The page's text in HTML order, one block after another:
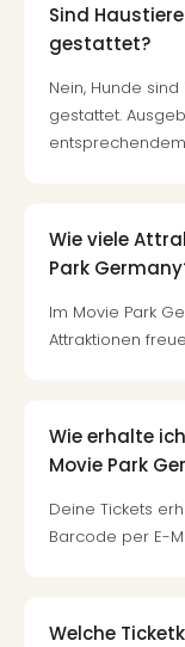
Sind
gestattet?
Nein, Hunde
gestattet.
Wie viele
Park
Im Movie Park
Attraktionen
Wie erhalte
Movie Park
Deine Tickets
Barcode per E-
Welche